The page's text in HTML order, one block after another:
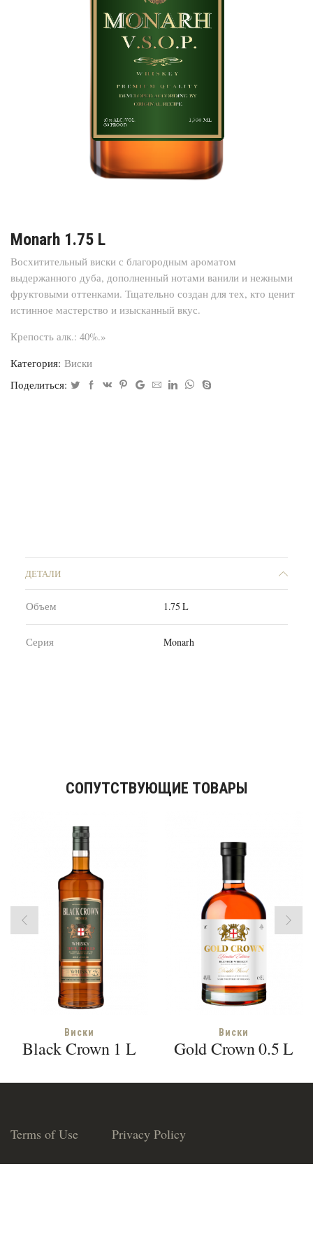
Monarh 1.75 L
Восхитительный виски с благородным ароматом
выдержанного дуба, дополненный нотами ванили и нежными
фруктовыми оттенками. Тщательно создан для тех, кто ценит
истинное мастерство и изысканный вкус.
Крепость алк.: 40%.»
Категория: Виски
Поделиться:
ДЕТАЛИ
Объем 1.75 L
Серия Monarh
СОПУТСТВУЮЩИЕ ТОВАРЫ
Виски
Black Crown 1 L
Виски
Gold Crown 0.5 L
Terms of Use Privacy Policy